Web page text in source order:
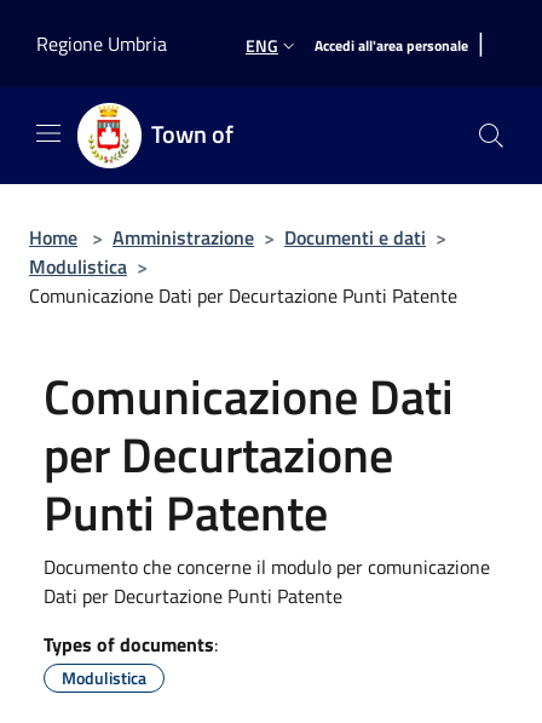
Regione Umbria
ENG Accedi all'area personale |
Town of
Home > Amministrazione > Documenti e dati >
Modulistica >
Comunicazione Dati per Decurtazione Punti Patente
Comunicazione Dati
per Decurtazione
Punti Patente
Documento che concerne il modulo per comunicazione
Dati per Decurtazione Punti Patente
Types of documents:
Modulistica